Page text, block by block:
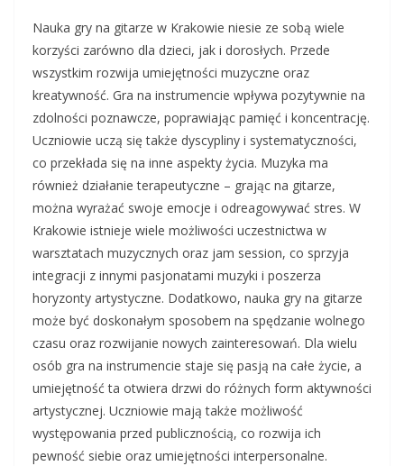
Nauka gry na gitarze w Krakowie niesie ze sobą wiele
korzyści zarówno dla dzieci, jak i dorosłych. Przede
wszystkim rozwija umiejętności muzyczne oraz
kreatywność. Gra na instrumencie wpływa pozytywnie na
zdolności poznawcze, poprawiając pamięć i koncentrację.
Uczniowie uczą się także dyscypliny i systematyczności,
co przekłada się na inne aspekty życia. Muzyka ma
również działanie terapeutyczne – grając na gitarze,
można wyrażać swoje emocje i odreagowywać stres. W
Krakowie istnieje wiele możliwości uczestnictwa w
warsztatach muzycznych oraz jam session, co sprzyja
integracji z innymi pasjonatami muzyki i poszerza
horyzonty artystyczne. Dodatkowo, nauka gry na gitarze
może być doskonałym sposobem na spędzanie wolnego
czasu oraz rozwijanie nowych zainteresowań. Dla wielu
osób gra na instrumencie staje się pasją na całe życie, a
umiejętność ta otwiera drzwi do różnych form aktywności
artystycznej. Uczniowie mają także możliwość
występowania przed publicznością, co rozwija ich
pewność siebie oraz umiejętności interpersonalne.